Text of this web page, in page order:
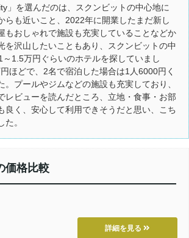
」を選んだのは、スクンビットの中心地に
らも近いこと、2022年に開業したまだ新し
もおしゃれで施設も充実していることなどか
を沢山したいこともあり、スクンビットの中
1.5万円ぐらいのホテルを探していまし
ほどで、2名で宿泊した場合は1人6000円く
。プールやジムなどの施設も充実しており、
レビューを読んだところ、立地・食事・お部
良く、安心して利用できそうだと思い、こち
。
価格比較
詳細を見る